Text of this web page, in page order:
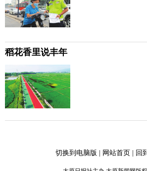
稻花香里说丰年
切换到电脑版 | 网站首页| 回